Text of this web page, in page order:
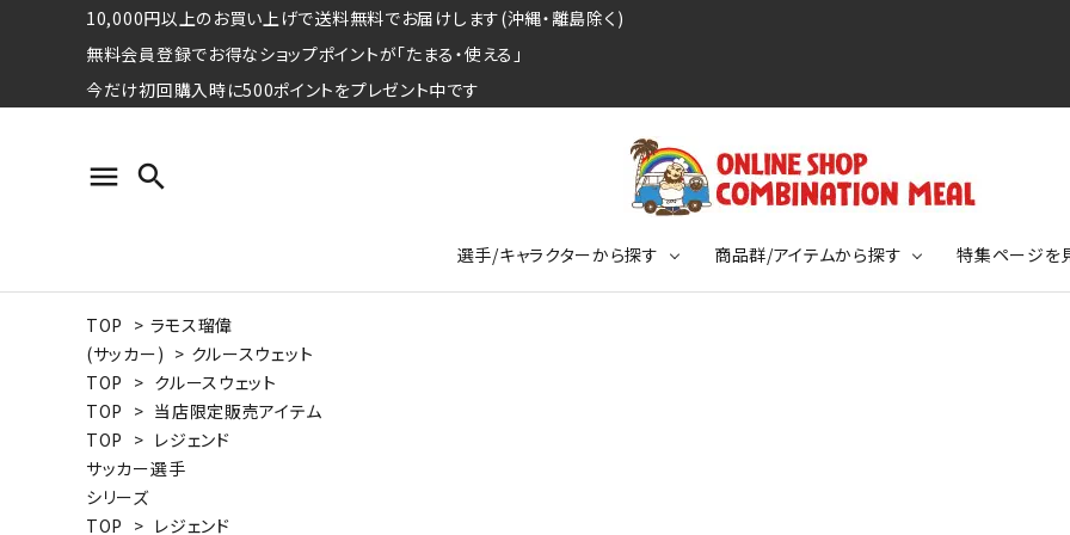
10,000円以上のお買い上げで送料無料でお届けします(沖縄・離島除く)
無料会員登録でお得なショップポイントが「たまる・使える」
今だけ初回購入時に500ポイントをプレゼント中です
menu search
選手/キャラクターから探す
プロ野球選手コレクション
日本プロサッカー選手会シリーズ
水泳競技選手コレクション
商品群/アイテムから探す
Tシャツ
パーカー
期間限定販売アイテム
特集ページを
特集ページ
ウォーレン･クロマティ
特集ページ
競走馬コレクション
TOP > ラモス瑠偉
(サッカー) > クルースウェット
TOP > クルースウェット
TOP > 当店限定販売アイテム
TOP > レジェンド
サッカー選手
シリーズ
TOP > レジェンド